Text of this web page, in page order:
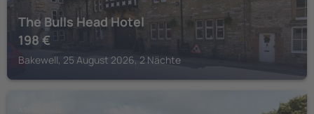
The Bulls Head Hotel
198 €
Bakewell, 25 August 2026, 2 Nächte